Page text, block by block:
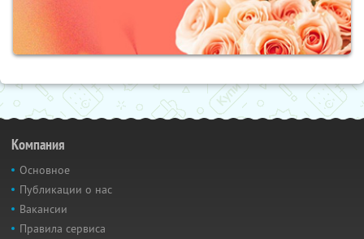
Компания
Основное
Публикации о нас
Вакансии
Правила сервиса